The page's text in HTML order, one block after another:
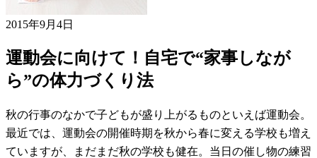
2015年9月4日
運動会に向けて！自宅で“家事しなが
ら”の体力づくり法
秋の行事のなかで子どもが盛り上がるものといえば運動会。
最近では、運動会の開催時期を秋から春に変える学校も増え
ていますが、まだまだ秋の学校も健在。当日の催し物の練習